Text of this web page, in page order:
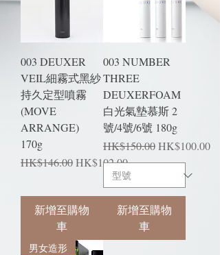
003 DEUXER
VEIL細霧式黑紗
持久定型噴霧
(MOVE
ARRANGE)
170g
一般價格
HK$146.00促銷價格
HK$102.00
新增至購物
車
003 NUMBER
THREE
DEUXERFOAM
白光氣墊慕斯 2
號/4號/6號 180g
一般價格
HK$150.00促銷價格
HK$100.00
新增至購物
車
男女造形